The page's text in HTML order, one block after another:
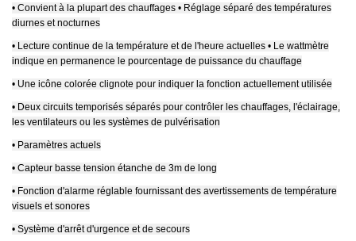
• Convient à la plupart des chauffages • Réglage séparé des températures
diurnes et nocturnes
• Lecture continue de la température et de l'heure actuelles • Le wattmètre
indique en permanence le pourcentage de puissance du chauffage
• Une icône colorée clignote pour indiquer la fonction actuellement utilisée
• Deux circuits temporisés séparés pour contrôler les chauffages, l'éclairage,
les ventilateurs ou les systèmes de pulvérisation
• Paramètres actuels
• Capteur basse tension étanche de 3m de long
• Fonction d'alarme réglable fournissant des avertissements de température
visuels et sonores
• Système d'arrêt d'urgence et de secours